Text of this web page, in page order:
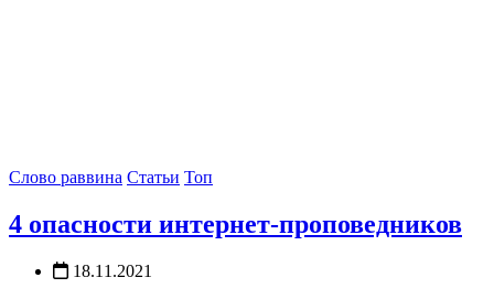
Слово раввина Статьи Топ
4 опасности интернет-проповедников
18.11.2021